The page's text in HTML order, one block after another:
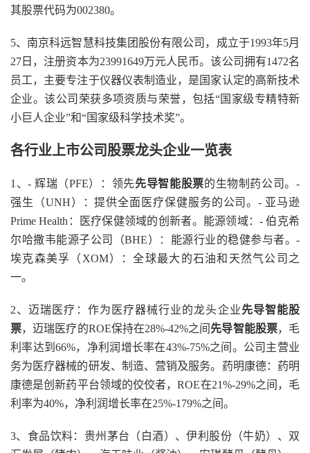
其股票代码为002380。
5、南京科远智慧科技集团股份有限公司，成立于1993年5月
27日，注册资本为23991649万元人民币。该公司拥有1472名
员工，主要专注于仪器仪表制造业，是国家认定的高新技术
企业。该公司荣获多项资质与荣誉，包括“国家级专精特新
小巨人企业”和“国家级科学技术奖”。
各行业上市公司股票龙头企业一览表
1、- 辉瑞（PFE）：领先先导智能股票的生物制药公司。-
强生（UNH）：提供全面医疗保健服务的公司。- 亚马逊
Prime Health：医疗保健领域的创新者。能源领域：- 伯克希
尔哈撒韦能源子公司（BHE）：能源行业的稳健参与者。-
埃克森美孚（XOM）：全球最大的石油和天然气公司之
一。
2、迈瑞医疗：作为医疗器械行业的龙头企业先导智能股
票，迈瑞医疗的ROE保持在28%-42%之间 先导智能股票，毛
利率达到66%，净利润增长率在43%-75%之间。公司主营业
务为医疗器械的研发、制造、营销及服务。药明康德：药明
康德是创新药平台领域的佼佼者，ROE在21%-29%之间，毛
利率为40%，净利润增长率在25%-179%之间。
3、食品饮料：贵州茅台（白酒）、伊利股份（牛奶）、双